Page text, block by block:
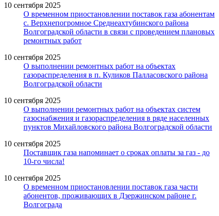
10 сентября 2025
О временном приостановлении поставок газа абонентам
с. Верхнепогромное Среднеахтубинского района
Волгоградской области в связи с проведением плановых
ремонтных работ
10 сентября 2025
О выполнении ремонтных работ на объектах
газораспределения в п. Куликов Палласовского района
Волгоградской области
10 сентября 2025
О выполнении ремонтных работ на объектах систем
газоснабжения и газораспределения в ряде населенных
пунктов Михайловского района Волгоградской области
10 сентября 2025
Поставщик газа напоминает о сроках оплаты за газ - до
10-го числа!
10 сентября 2025
О временном приостановлении поставок газа части
абонентов, проживающих в Дзержинском районе г.
Волгограда